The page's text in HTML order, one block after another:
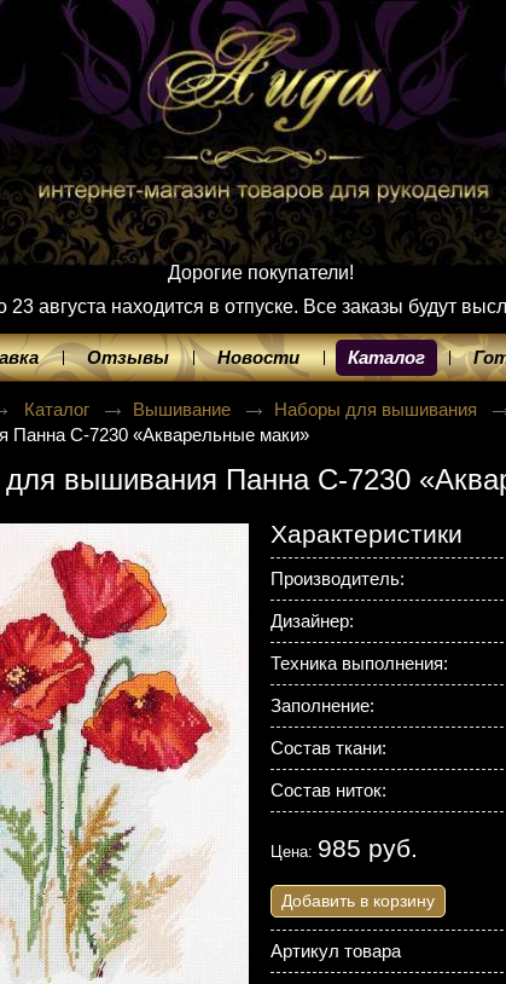
Дорогие покупатели!
августа находится в отпуске. Все заказы будут
Отзывы Новости Каталог
Каталог Вышивание Наборы для вышивания
Панна C-7230 «Акварельные маки»
вышивания Панна C-7230
Характеристики
Производитель:
Дизайнер:
Техника выполнения:
Заполнение:
Состав ткани:
Состав ниток:
Цена: 985 руб.
Добавить в корзину
Артикул товара